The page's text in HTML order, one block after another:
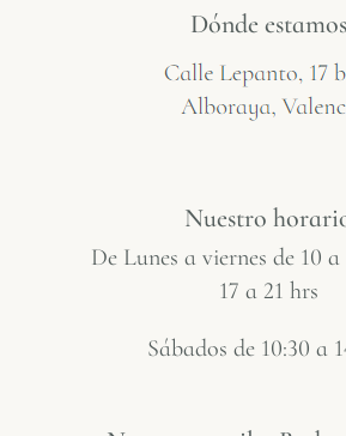
Dónde estamos
Nuestro
De Lunes a viernes de 10
17 a 21 hrs
Sábados de 10:30 a